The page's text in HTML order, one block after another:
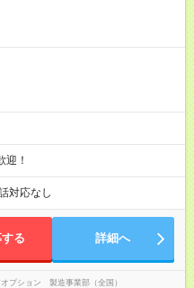
迎！
対応なし
る 詳細へ
プション 製造事業部（全国）